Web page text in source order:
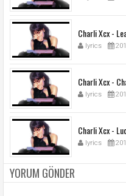
Charli Xcx -
lyrics
Charli Xcx -
lyrics
Charli Xcx -
lyrics
YORUM GÖNDER